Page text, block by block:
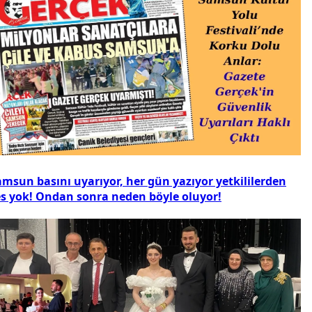
basını uyarıyor, her gün yazıyor yetkililerden
yok! Ondan sonra neden böyle oluyor!